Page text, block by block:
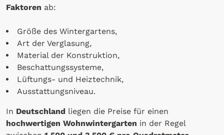
Faktoren ab:
Größe des Wintergartens,
Art der Verglasung,
Material der Konstruktion,
Beschattungssysteme,
Lüftungs- und Heiztechnik,
Ausstattungsniveau.
In Deutschland liegen die Preise für einen
hochwertigen Wohnwintergarten in der Regel